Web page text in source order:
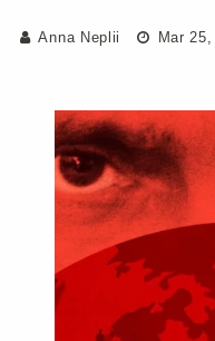
Anna Neplii Mar